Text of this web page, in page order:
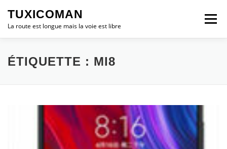
contenu
TUXICOMAN
La route est longue mais la voie est libre
Menu
LOGICIEL LIBRE SÉCURITÉ
ÉTIQUETTE : MI8